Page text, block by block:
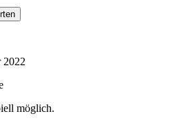
2022
möglich.